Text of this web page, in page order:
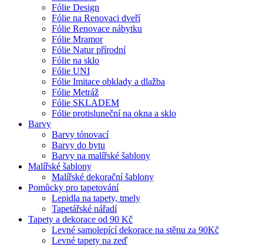
Fólie Design
Fólie na Renovaci dveří
Fólie Renovace nábytku
Fólie Mramor
Fólie Natur přírodní
Fólie na sklo
Fólie UNI
Fólie Imitace obklady a dlažba
Fólie Metráž
Fólie SKLADEM
Fólie protisluneční na okna a sklo
Barvy
Barvy tónovací
Barvy do bytu
Barvy na malířské šablony
Malířské šablony
Malířské dekorační šablony
Pomůcky pro tapetování
Lepidla na tapety, tmely
Tapetářské nářadí
Tapety a dekorace od 90 Kč
Levné samolepící dekorace na stěnu za 90Kč
Levné tapety na zeď